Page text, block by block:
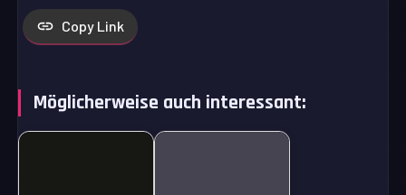
Copy Link
Möglicherweise auch interessant: